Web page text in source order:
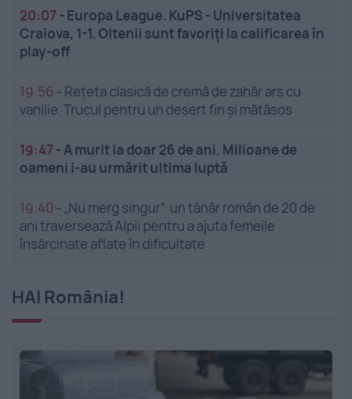
20:07 - Europa League. KuPS - Universitatea
Craiova, 1-1. Oltenii sunt favoriți la calificarea în
play-off
19:56 - Rețeta clasică de cremă de zahăr ars cu
vanilie. Trucul pentru un desert fin și mătăsos
19:47 - A murit la doar 26 de ani. Milioane de
oameni i-au urmărit ultima luptă
19:40 - „Nu merg singur”: un tânăr român de 20 de
ani traversează Alpii pentru a ajuta femeile
însărcinate aflate în dificultate
HAI România!